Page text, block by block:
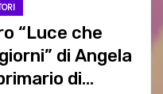
“Luce che
di Angela
di